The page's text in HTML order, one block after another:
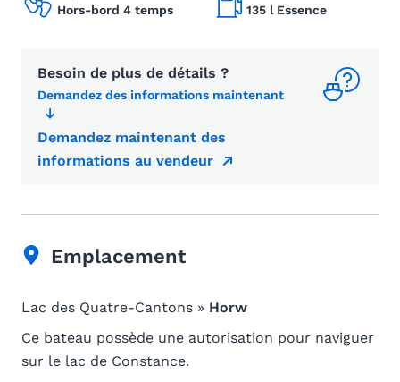
Hors-bord 4 temps 135 l Essence
Besoin de plus de détails ?
Demandez des informations maintenant
Demandez maintenant des
informations au vendeur
Emplacement
Lac des Quatre-Cantons » Horw
Ce bateau possède une autorisation pour naviguer
sur le lac de Constance.